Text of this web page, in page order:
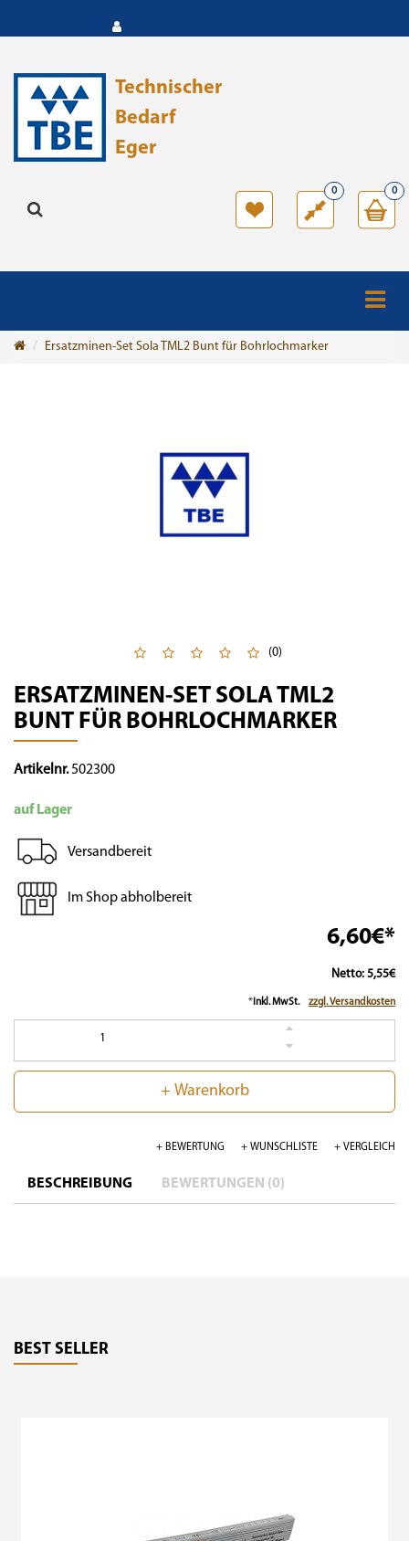
Technischer
Bedarf
Eger
0
0
Ersatzminen-Set Sola TML2 Bunt für Bohrlochmarker
(0)
ERSATZMINEN-SET SOLA TML2
BUNT FÜR BOHRLOCHMARKER
Artikelnr.502300
auf Lager
Versandbereit
Im Shop abholbereit
6,60€*
Netto: 5,55€
* Inkl. MwSt. zzgl. Versandkosten
1
+ Warenkorb
+ BEWERTUNG + WUNSCHLISTE + VERGLEICH
BESCHREIBUNG BEWERTUNGEN (0)
BEST SELLER